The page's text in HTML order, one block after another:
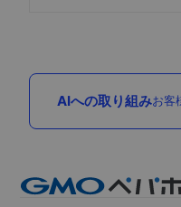
AIへの取り組みお客